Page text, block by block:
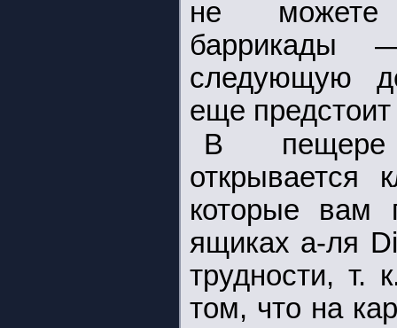
не можете
следующую
еще
В пещере
открывается
которые вам
ящиках а-ля
трудности, т.
том, что на